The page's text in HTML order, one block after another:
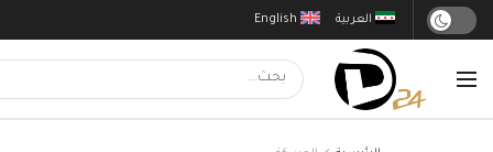
English العربية